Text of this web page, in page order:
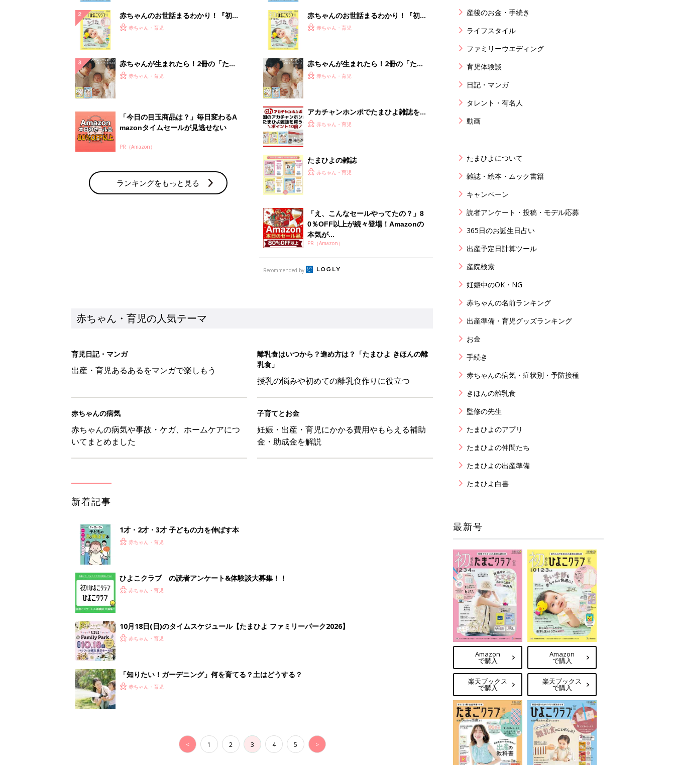
赤ちゃんのお世話まるわかり！『初め
てのひよこクラブ 夏号』〈巻頭大特
解決テク
赤ちゃん・育児
赤ちゃんが生まれたら！2冊の「たま
ひよ」
赤ちゃん・育児
「今日の目玉商品は？」毎日変わるA
mazonタイムセールが見逃せない
PR（Amazon）
ランキングをもっと見る
赤ちゃんのお世話まるわかり！『初め
てのひよこクラブ 夏号』〈巻頭大特
解決テク
赤ちゃん・育児
赤ちゃんが生まれたら！2冊の「たま
ひよ」
赤ちゃん・育児
アカチャンホンポでたまひよ雑誌を買
うとポイント10倍【期間限定】
赤ちゃん・育児
たまひよの雑誌
赤ちゃん・育児
「え、こんなセールやってたの？」8
0％OFF以上が続々登場！Amazonの
本気が...
PR（Amazon）
Recommended by
赤ちゃん・育児の人気テーマ
育児日記・マンガ
出産・育児あるあるをマンガで楽しもう
離乳食はいつから？進め方は？「たまひよ きほんの離
乳食」
授乳の悩みや初めての離乳食作りに役立つ
赤ちゃんの病気
赤ちゃんの病気や事故・ケガ、ホームケアにつ
いてまとめました
子育てとお金
妊娠・出産・育児にかかる費用やもらえる補助
金・助成金を解説
新着記事
1才・2才・3才 子どもの力を伸ばす本
赤ちゃん・育児
ひよこクラブ の読者アンケート&体験談大募集！！
赤ちゃん・育児
10月18日(日)のタイムスケジュール【たまひよ ファミリーパーク2026】
赤ちゃん・育児
「知りたい！ガーデニング」何を育てる？土はどうする？
赤ちゃん・育児
< 1 2 3 4 5 >
産後のお金・手続き
ライフスタイル
ファミリーウエディング
育児体験談
日記・マンガ
タレント・有名人
動画
たまひよについて
雑誌・絵本・ムック書籍
キャンペーン
読者アンケート・投稿・モデル応募
365日のお誕生日占い
出産予定日計算ツール
産院検索
妊娠中のOK・NG
赤ちゃんの名前ランキング
出産準備・育児グッズランキング
お金
手続き
赤ちゃんの病気・症状別・予防接種
きほんの離乳食
監修の先生
たまひよのアプリ
たまひよの仲間たち
たまひよの出産準備
たまひよ白書
最新号
Amazon
で購入
楽天ブックス
で購入
Amazon
で購入
楽天ブックス
で購入